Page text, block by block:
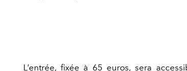
L’entrée, fixée à 65 euros, sera